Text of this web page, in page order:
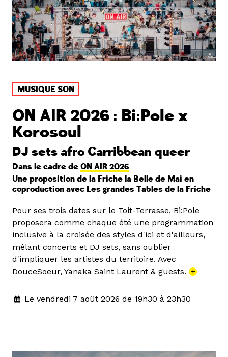
MUSIQUE SON
ON AIR 2026 : Bi:Pole x
Korosoul
DJ sets afro Carribbean queer
Dans le cadre de ON AIR 2026
Une proposition de la Friche la Belle de Mai en
coproduction avec Les grandes Tables de la Friche
Pour ses trois dates sur le Toit-Terrasse, Bi:Pole
proposera comme chaque été une programmation
inclusive à la croisée des styles d'ici et d'ailleurs,
mêlant concerts et DJ sets, sans oublier
d'impliquer les artistes du territoire. Avec
DouceSoeur, Yanaka Saint Laurent & guests. +
Le vendredi 7 août 2026 de 19h30 à 23h30